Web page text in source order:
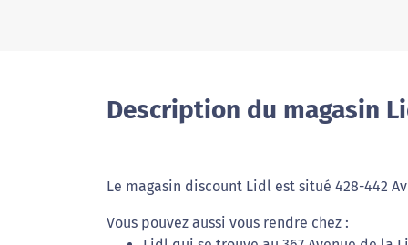
Description du magasin
Le magasin discount Lidl est situé 428-442
Vous pouvez aussi vous rendre chez :